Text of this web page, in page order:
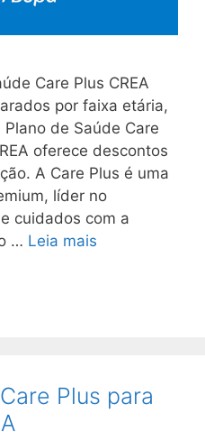
Care Plus CREA
por faixa etária,
de Saúde Care
oferece descontos
A Care Plus é uma
líder no
cuidados com a
… Leia mais
Plus para